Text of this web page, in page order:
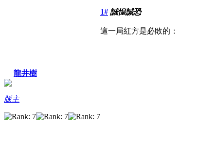
龍井樹
版主
1# 誠惶誠恐
這一局紅方是必敗的：